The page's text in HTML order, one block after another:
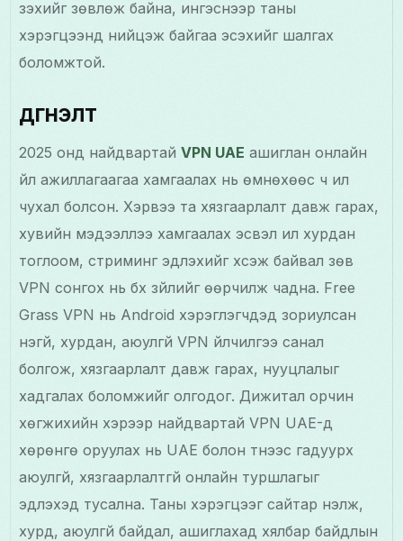
үзэхийг зөвлөж байна, ингэснээр таны
хэрэгцээнд нийцэж байгаа эсэхийг шалгах
боломжтой.
дүгнэлт
2025 онд найдвартайVPN UAE ашиглан онлайн
үйл ажиллагаагаа хамгаалах нь өмнөхөөс ч илүү
чухал болсон. Хэрвээ та хязгаарлалт давж гарах,
хувийн мэдээллээ хамгаалах эсвэл илүү хурдан
тоглоом, стриминг эдлэхийг хүсэж байвал зөв
VPN сонгох нь бүх зүйлийг өөрчилж чадна. Free
Grass VPN нь Android хэрэглэгчдэд зориулсан
үнэгүй, хурдан, аюулгүй VPN үйлчилгээ санал
болгож, хязгаарлалт давж гарах, нууцлалыг
хадгалах боломжийг олгодог. Дижитал орчин
хөгжихийн хэрээр найдвартай VPN UAE-д
хөрөнгө оруулах нь UAE болон түүнээс гадуурх
аюулгүй, хязгаарлалтгүй онлайн туршлагыг
эдлэхэд тусална. Таны хэрэгцээг сайтар үнэлж,
хурд, аюулгүй байдал, ашиглахад хялбар байдлын